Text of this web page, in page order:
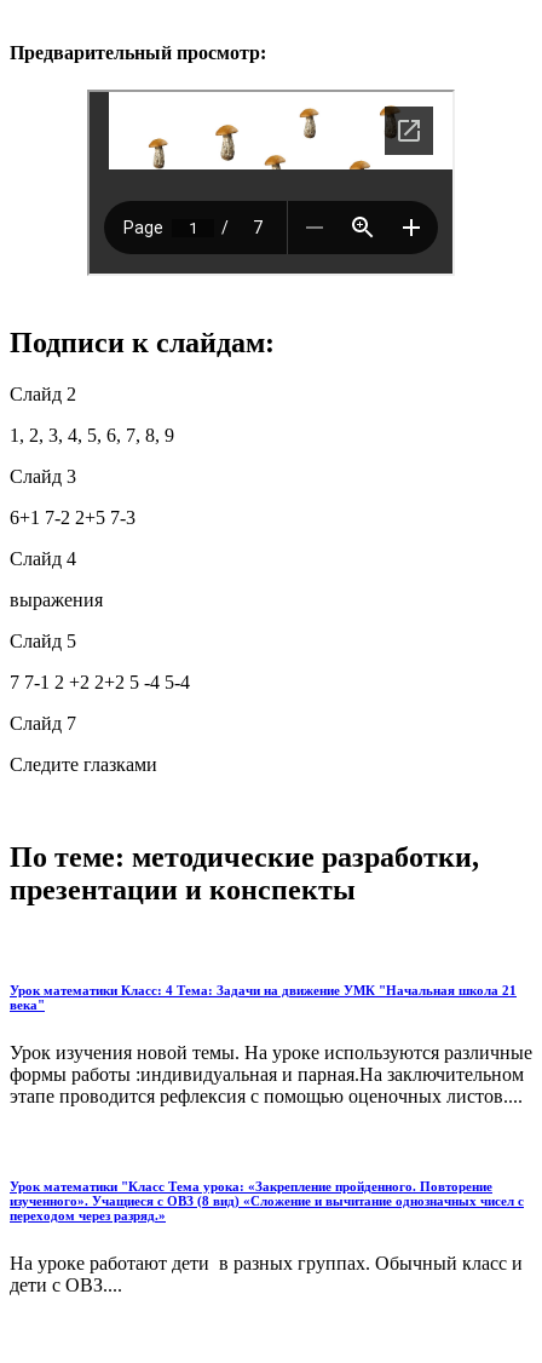
Предварительный просмотр:
Подписи к слайдам:
Слайд 2
1, 2, 3, 4, 5, 6, 7, 8, 9
Слайд 3
6+1 7-2 2+5 7-3
Слайд 4
выражения
Слайд 5
7 7-1 2 +2 2+2 5 -4 5-4
Слайд 7
Следите глазками
По теме: методические разработки,
презентации и конспекты
Урок математики Класс: 4 Тема: Задачи на движение УМК "Начальная школа 21
века"
Урок изучения новой темы. На уроке используются различные
формы работы :индивидуальная и парная.На заключительном
этапе проводится рефлексия с помощью оценочных листов....
Урок математики "Класс Тема урока: «Закрепление пройденного. Повторение
изученного». Учащиеся с ОВЗ (8 вид) «Сложение и вычитание однозначных чисел с
переходом через разряд.»
На уроке работают дети в разных группах. Обычный класс и
дети с ОВЗ....